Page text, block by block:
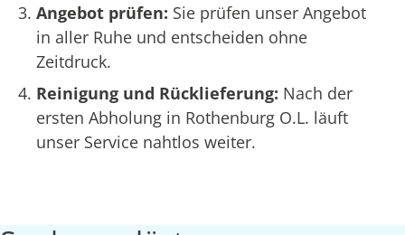
Angebot prüfen: Sie prüfen unser Angebot
in aller Ruhe und entscheiden ohne
Zeitdruck.
Reinigung und Rücklieferung: Nach der
ersten Abholung in Rothenburg O.L. läuft
unser Service nahtlos weiter.